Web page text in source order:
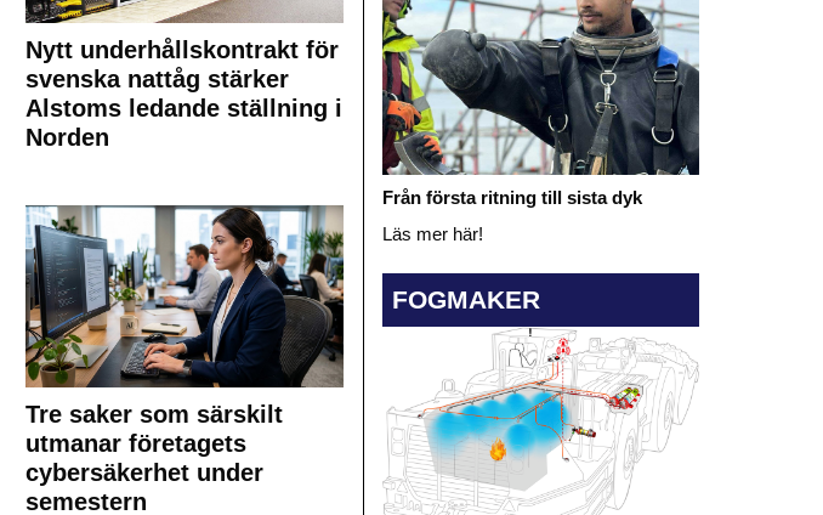
Nytt underhållskontrakt för
svenska nattåg stärker
Alstoms ledande ställning i
Norden
Tre saker som särskilt
utmanar företagets
cybersäkerhet under
semestern
Från första ritning till sista dyk
Läs mer här!
FOGMAKER